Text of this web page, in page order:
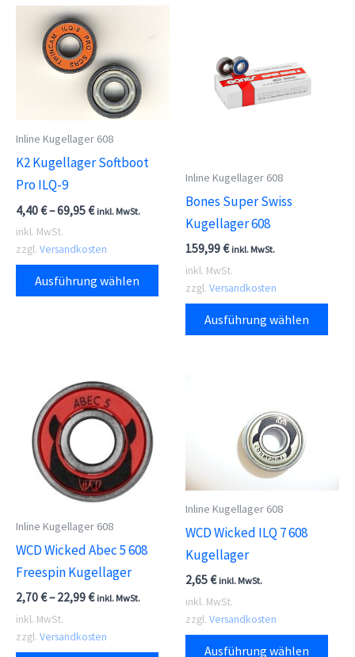
Inline Kugellager 608
K2 Kugellager Softboot
Pro ILQ-9
4,40€–69,95€ inkl. MwSt.
inkl. MwSt.
zzgl. Versandkosten
Ausführung wählen
Dieses
Produkt
mehrere
Produktseite
gewählt
werden
Inline Kugellager 608
Bones Super Swiss
Kugellager 608
159,99€ inkl. MwSt.
inkl. MwSt.
zzgl. Versandkosten
Ausführung wählen
Inline Kugellager 608
WCD Wicked Abec 5 608
Freespin Kugellager
2,70€–22,99€ inkl. MwSt.
inkl. MwSt.
zzgl. Versandkosten
Inline Kugellager 608
WCD Wicked ILQ 7 608
Kugellager
2,65€ inkl. MwSt.
inkl. MwSt.
zzgl. Versandkosten
Ausführung wählen